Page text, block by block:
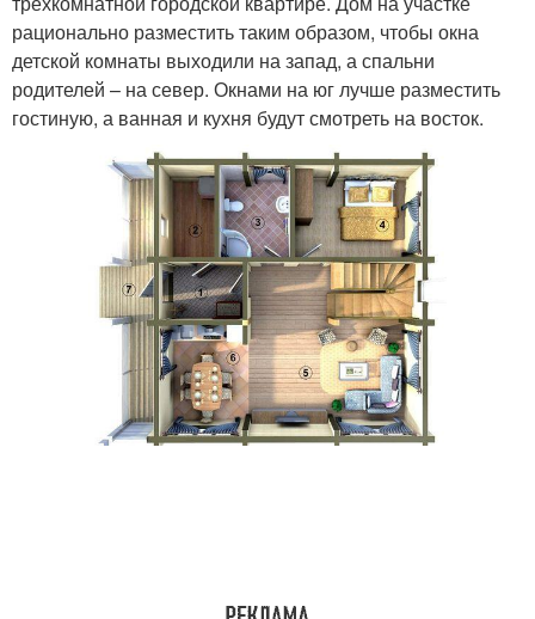
рационально разместить таким образом, чтобы окна
детской комнаты выходили на запад, а спальни
родителей – на север. Окнами на юг лучше разместить
гостиную, а ванная и кухня будут смотреть на восток.